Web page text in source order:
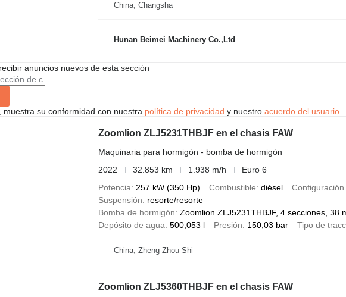
China, Changsha
Hunan Beimei Machinery Co.,Ltd
anuncios nuevos de esta sección
muestra su conformidad con nuestra política de privacidad y nuestro acuerdo del usuario.
Zoomlion ZLJ5231THBJF en el chasis FAW
Maquinaria para hormigón - bomba de hormigón
2022
32.853 km 1.938 m/h
Euro 6
Potencia
257 kW (350 Hp) Combustible diésel Configuración
Suspensión
resorte/resorte
Bomba de hormigón Zoomlion ZLJ5231THBJF, 4 secciones, 38
Depósito de agua 500,053 l Presión 150,03 bar Tipo de
China, Zheng Zhou Shi
Zoomlion ZLJ5360THBJF en el chasis FAW